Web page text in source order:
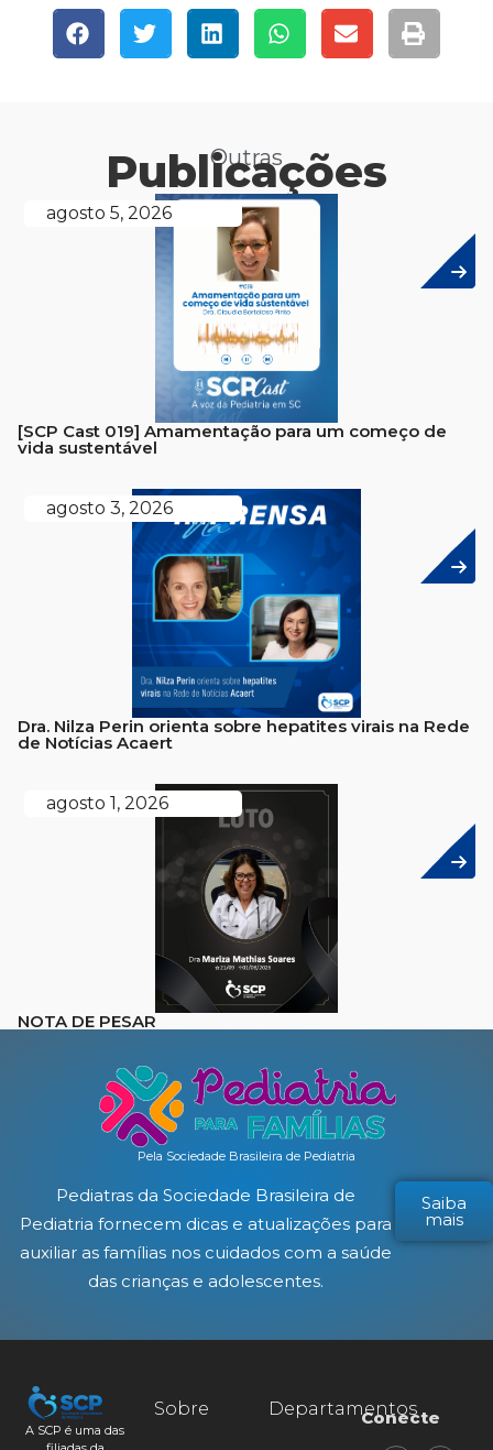
Outras
Publicações
agosto 5, 2026
[SCP Cast 019] Amamentação para um começo de
vida sustentável
agosto 3, 2026
Dra. Nilza Perin orienta sobre hepatites virais na Rede
de Notícias Acaert
agosto 1, 2026
NOTA DE PESAR
Pela Sociedade Brasileira de Pediatria
Pediatras da Sociedade Brasileira de
Pediatria fornecem dicas e atualizações para
auxiliar as famílias nos cuidados com a saúde
das crianças e adolescentes.
Saiba
mais
A SCP é uma das
Sobre Departamentos
Conecte